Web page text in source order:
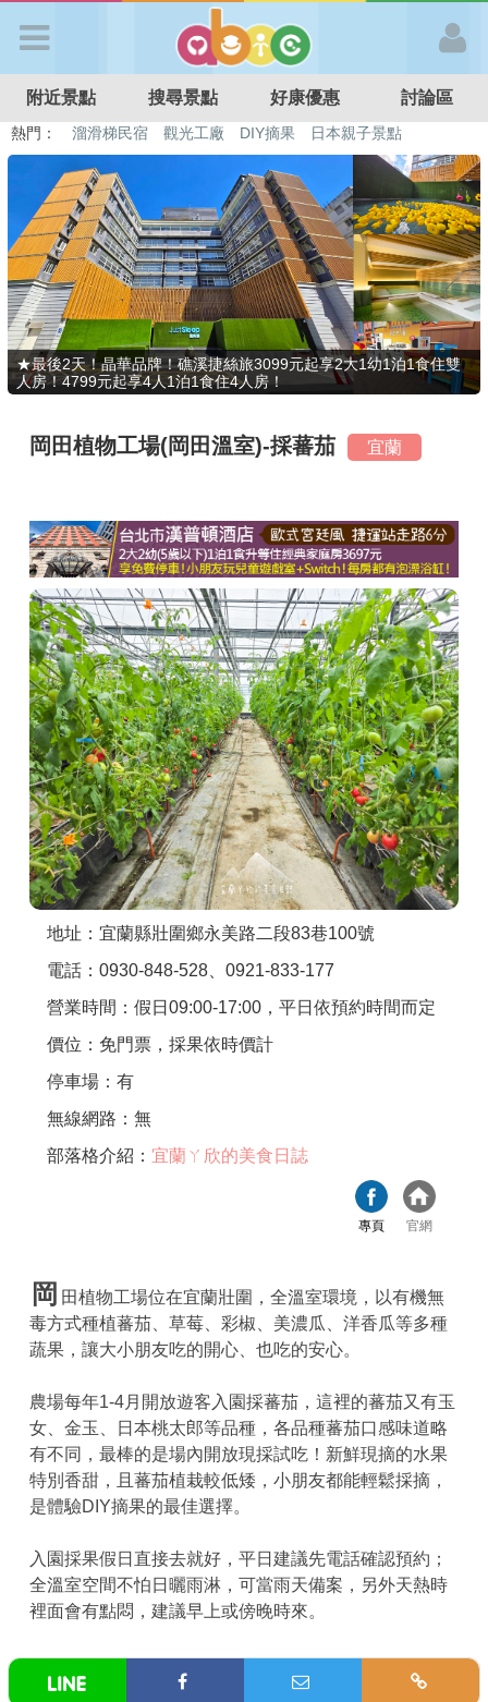
APP登入
首 頁
搜尋景點
好康優惠
最新消息
最新留言
商家合作
推薦景點
討論區
聯絡我們
APP下載
附近景點 搜尋景點 好康優惠 討論區
熱門： 溜滑梯民宿 觀光工廠 DIY摘果
日本親子景點
特色遊戲場
親子住房優惠 台北親子餐廳 溫泉泡湯SPA
★最後2天！晶華品牌！礁溪捷絲旅3099元起享2大1幼1泊1食住雙
人房！4799元起享4人1泊1食住4人房！
岡田植物工場(岡田溫室)-採蕃茄 宜蘭
地址：宜蘭縣壯圍鄉永美路二段83巷100號
電話：0930-848-528、0921-833-177
營業時間：假日09:00-17:00，平日依預約時間而定
價位：免門票，採果依時價計
停車場：有
無線網路：無
部落格介紹： 宜蘭ㄚ欣的美食日誌
專頁 官網
岡 田植物工場位在宜蘭壯圍，全溫室環境，以有機無
毒方式種植蕃茄、草莓、彩椒、美濃瓜、洋香瓜等多種
蔬果，讓大小朋友吃的開心、也吃的安心。
農場每年1-4月開放遊客入園採蕃茄，這裡的蕃茄又有玉
女、金玉、日本桃太郎等品種，各品種蕃茄口感味道略
有不同，最棒的是場內開放現採試吃！新鮮現摘的水果
特別香甜，且蕃茄植栽較低矮，小朋友都能輕鬆採摘，
是體驗DIY摘果的最佳選擇。
入園採果假日直接去就好，平日建議先電話確認預約；
全溫室空間不怕日曬雨淋，可當雨天備案，另外天熱時
裡面會有點悶，建議早上或傍晚時來。